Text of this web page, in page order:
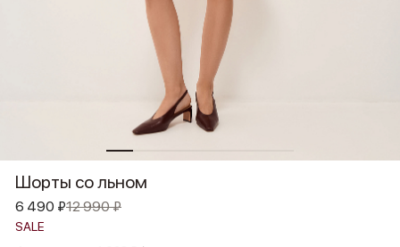
Шорты со льном
6 490 ₽12 990 ₽
SALE